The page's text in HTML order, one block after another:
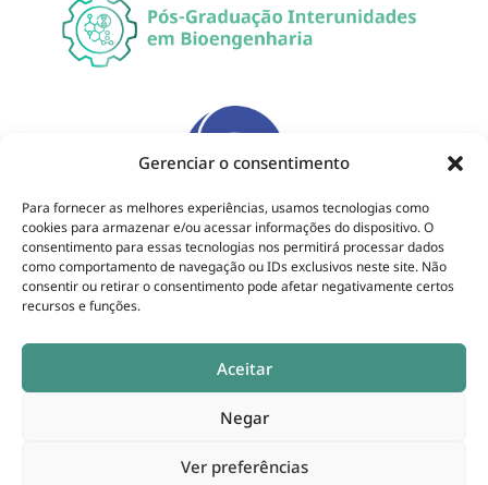
Gerenciar o consentimento
Para fornecer as melhores experiências, usamos tecnologias como
cookies para armazenar e/ou acessar informações do dispositivo. O
consentimento para essas tecnologias nos permitirá processar dados
como comportamento de navegação ou IDs exclusivos neste site. Não
consentir ou retirar o consentimento pode afetar negativamente certos
recursos e funções.
Aceitar
Negar
Ver preferências
Interunidades em Bioengenharia. Todos os direitos